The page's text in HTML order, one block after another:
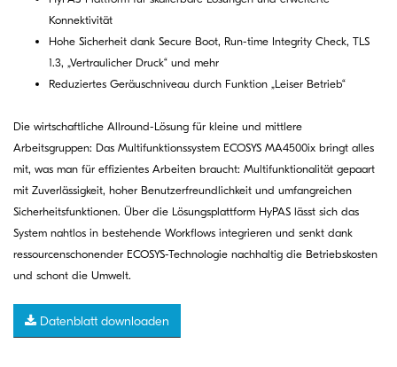
Konnektivität
Hohe Sicherheit dank Secure Boot, Run-time Integrity Check, TLS
1.3, „Vertraulicher Druck“ und mehr
Reduziertes Geräuschniveau durch Funktion „Leiser Betrieb“
Die wirtschaftliche Allround-Lösung für kleine und mittlere
Arbeitsgruppen: Das Multifunktionssystem ECOSYS MA4500ix bringt alles
mit, was man für effizientes Arbeiten braucht: Multifunktionalität gepaart
mit Zuverlässigkeit, hoher Benutzerfreundlichkeit und umfangreichen
Sicherheitsfunktionen. Über die Lösungsplattform HyPAS lässt sich das
System nahtlos in bestehende Workflows integrieren und senkt dank
ressourcenschonender ECOSYS-Technologie nachhaltig die Betriebskosten
und schont die Umwelt.
Datenblatt downloaden